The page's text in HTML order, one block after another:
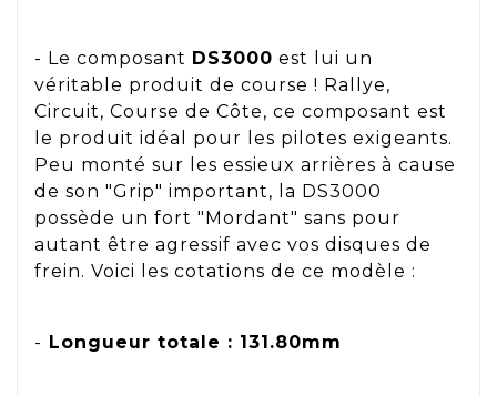
- Le composant DS3000 est lui un
véritable produit de course ! Rallye,
Circuit, Course de Côte, ce composant est
le produit idéal pour les pilotes exigeants.
Peu monté sur les essieux arrières à cause
de son "Grip" important, la DS3000
possède un fort "Mordant" sans pour
autant être agressif avec vos disques de
frein. Voici les cotations de ce modèle :
- Longueur totale : 131.80mm